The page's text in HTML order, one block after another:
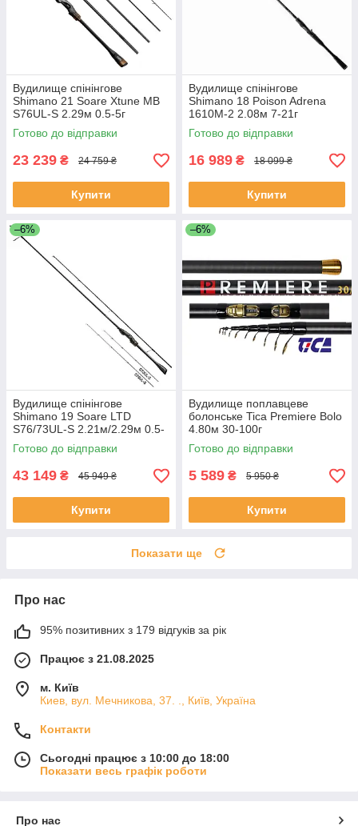
Вудилище спінінгове
Shimano 21 Soare Xtune MB
S76UL-S 2.29м 0.5-5г
Готово до відправки
23 239 ₴ 24 759 ₴
Купити
Вудилище спінінгове
Shimano 18 Poison Adrena
1610M-2 2.08м 7-21г
Готово до відправки
16 989 ₴ 18 099 ₴
Купити
–6%
Вудилище спінінгове
Shimano 19 Soare LTD
S76/73UL-S 2.21м/2.29м 0.5-
12
Готово до відправки
43 149 ₴ 45 949 ₴
Купити
–6%
Вудилище поплавцеве
болонське Tica Premiere Bolo
4.80м 30-100г
Готово до відправки
5 589 ₴ 5 950 ₴
Купити
Показати ще
Про нас
95% позитивних з 179 відгуків за рік
Працює з 21.08.2025
м. Київ
Киев, вул. Мечникова, 37. ., Київ, Україна
Контакти
Сьогодні працює з 10:00 до 18:00
Показати весь графік роботи
Про нас